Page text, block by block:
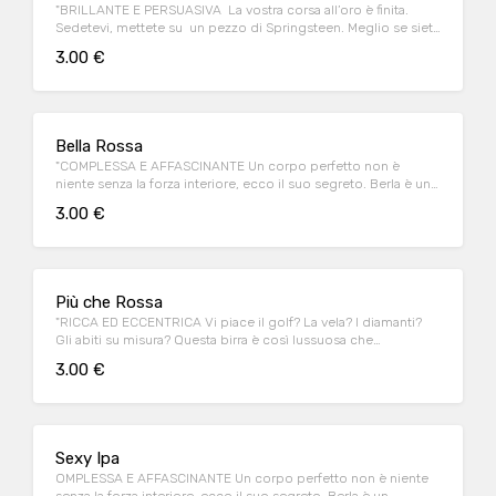
"BRILLANTE E PERSUASIVA La vostra corsa all’oro è finita.
Sedetevi, mettete su un pezzo di Springsteen. Meglio se siete
Bitter. Con 5 luppoli americani. 5,6% alc./vol. IBU 60"
3.00 €
Bella Rossa
"COMPLESSA E AFFASCINANTE Un corpo perfetto non è
niente senza la forza interiore, ecco il suo segreto. Berla è un
fermentazione. 6,5% alc./vol. IBU 32"
3.00 €
Più che Rossa
"RICCA ED ECCENTRICA Vi piace il golf? La vela? I diamanti?
Gli abiti su misura? Questa birra è così lussuosa che
English Ale. Ad alta fermentazione. 5,6% alc./vol. IBU 23"
3.00 €
Sexy Ipa
OMPLESSA E AFFASCINANTE Un corpo perfetto non è niente